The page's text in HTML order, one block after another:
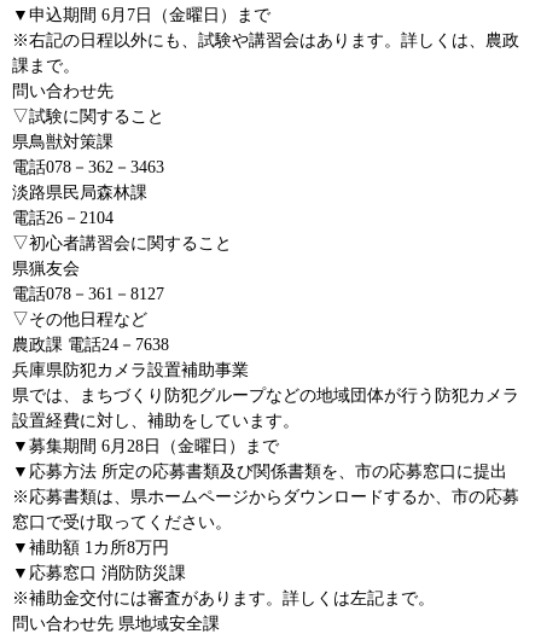
▼申込期間 6月7日（金曜日）まで
※右記の日程以外にも、試験や講習会はあります。詳しくは、農政
課まで。
問い合わせ先
▽試験に関すること
県鳥獣対策課
電話078－362－3463
淡路県民局森林課
電話26－2104
▽初心者講習会に関すること
県猟友会
電話078－361－8127
▽その他日程など
農政課 電話24－7638
兵庫県防犯カメラ設置補助事業
県では、まちづくり防犯グループなどの地域団体が行う防犯カメラ
設置経費に対し、補助をしています。
▼募集期間 6月28日（金曜日）まで
▼応募方法 所定の応募書類及び関係書類を、市の応募窓口に提出
※応募書類は、県ホームページからダウンロードするか、市の応募
窓口で受け取ってください。
▼補助額 1カ所8万円
▼応募窓口 消防防災課
※補助金交付には審査があります。詳しくは左記まで。
問い合わせ先 県地域安全課